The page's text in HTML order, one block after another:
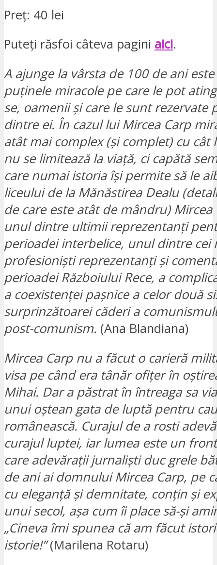
Preț: 40 lei
Puteți răsfoi câteva pagini aici.
A ajunge la vârsta de 100 de ani
puținele miracole pe care le pot
se, oamenii și care le sunt rezervate
dintre ei. În cazul lui Mircea Carp
atât mai complex (și complet) cu cât
nu se limitează la viață, ci capătă
care numai istoria își permite să le
liceului de la Mănăstirea Dealu
de care este atât de mândru) Mircea
unul dintre ultimii reprezentanți
perioadei interbelice, unul dintre cei
profesioniști reprezentanți și
perioadei Războiului Rece, a
a coexistenței pașnice a celor două
surprinzătoarei căderi a
post-comunism. (Ana Blandiana)
Mircea Carp nu a făcut o carieră
visa pe când era tânăr ofițer în
Mihai. Dar a păstrat în întreaga sa
unui oștean gata de luptă pentru
românească. Curajul de a rosti
curajul luptei, iar lumea este un
care adevărații jurnaliști duc grele
de ani ai domnului Mircea Carp, pe
cu eleganță și demnitate, conțin și
unui secol, așa cum îi place să-și
„Cineva îmi spunea că am făcut
istorie!”(Marilena Rotaru)